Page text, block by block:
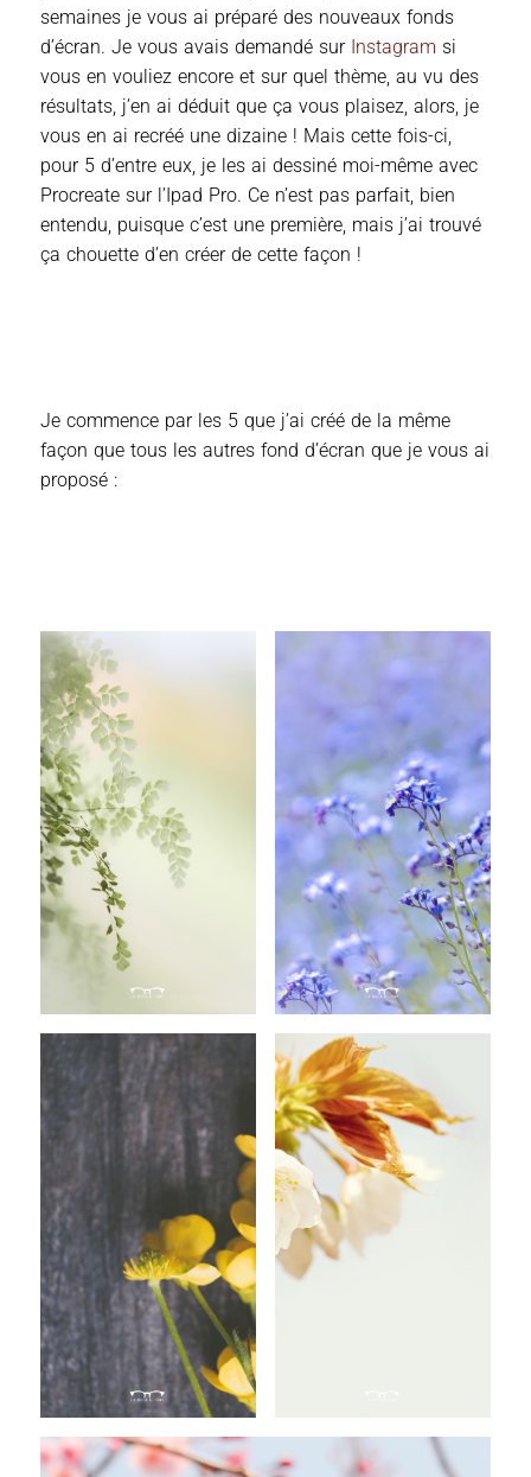
semaines je vous ai préparé des nouveaux fonds
d’écran. Je vous avais demandé sur Instagram si
vous en vouliez encore et sur quel thème, au vu des
résultats, j’en ai déduit que ça vous plaisez, alors, je
vous en ai recréé une dizaine ! Mais cette fois-ci,
pour 5 d’entre eux, je les ai dessiné moi-même avec
Procreate sur l’Ipad Pro. Ce n’est pas parfait, bien
entendu, puisque c’est une première, mais j’ai trouvé
ça chouette d’en créer de cette façon !
Je commence par les 5 que j’ai créé de la même
façon que tous les autres fond d’écran que je vous ai
proposé :